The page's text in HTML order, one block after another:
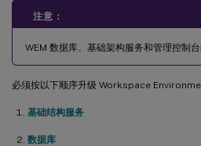
注意：
WEM 数据库、基础架构服务和管理控制台
必须按以下顺序升级 Workspace
基础结构服务
数据库